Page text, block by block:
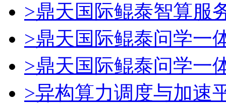
>鼎天国际鲲泰智算服
>鼎天国际鲲泰问学一
>鼎天国际鲲泰问学一
>异构算力调度与加速